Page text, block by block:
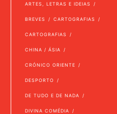
ARTES, LETRAS E IDEIAS
BREVES CARTOGRAFIAS
CARTOGRAFIAS
CHINA / ÁSIA
CRÓNICO ORIENTE
DESPORTO
DE TUDO E DE NADA
DIVINA COMÉDIA